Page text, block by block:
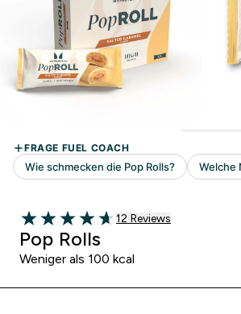
4.67 out of 5 stars
12 customer reviews
12 Reviews
Pop Rolls
Weniger als 100 kcal